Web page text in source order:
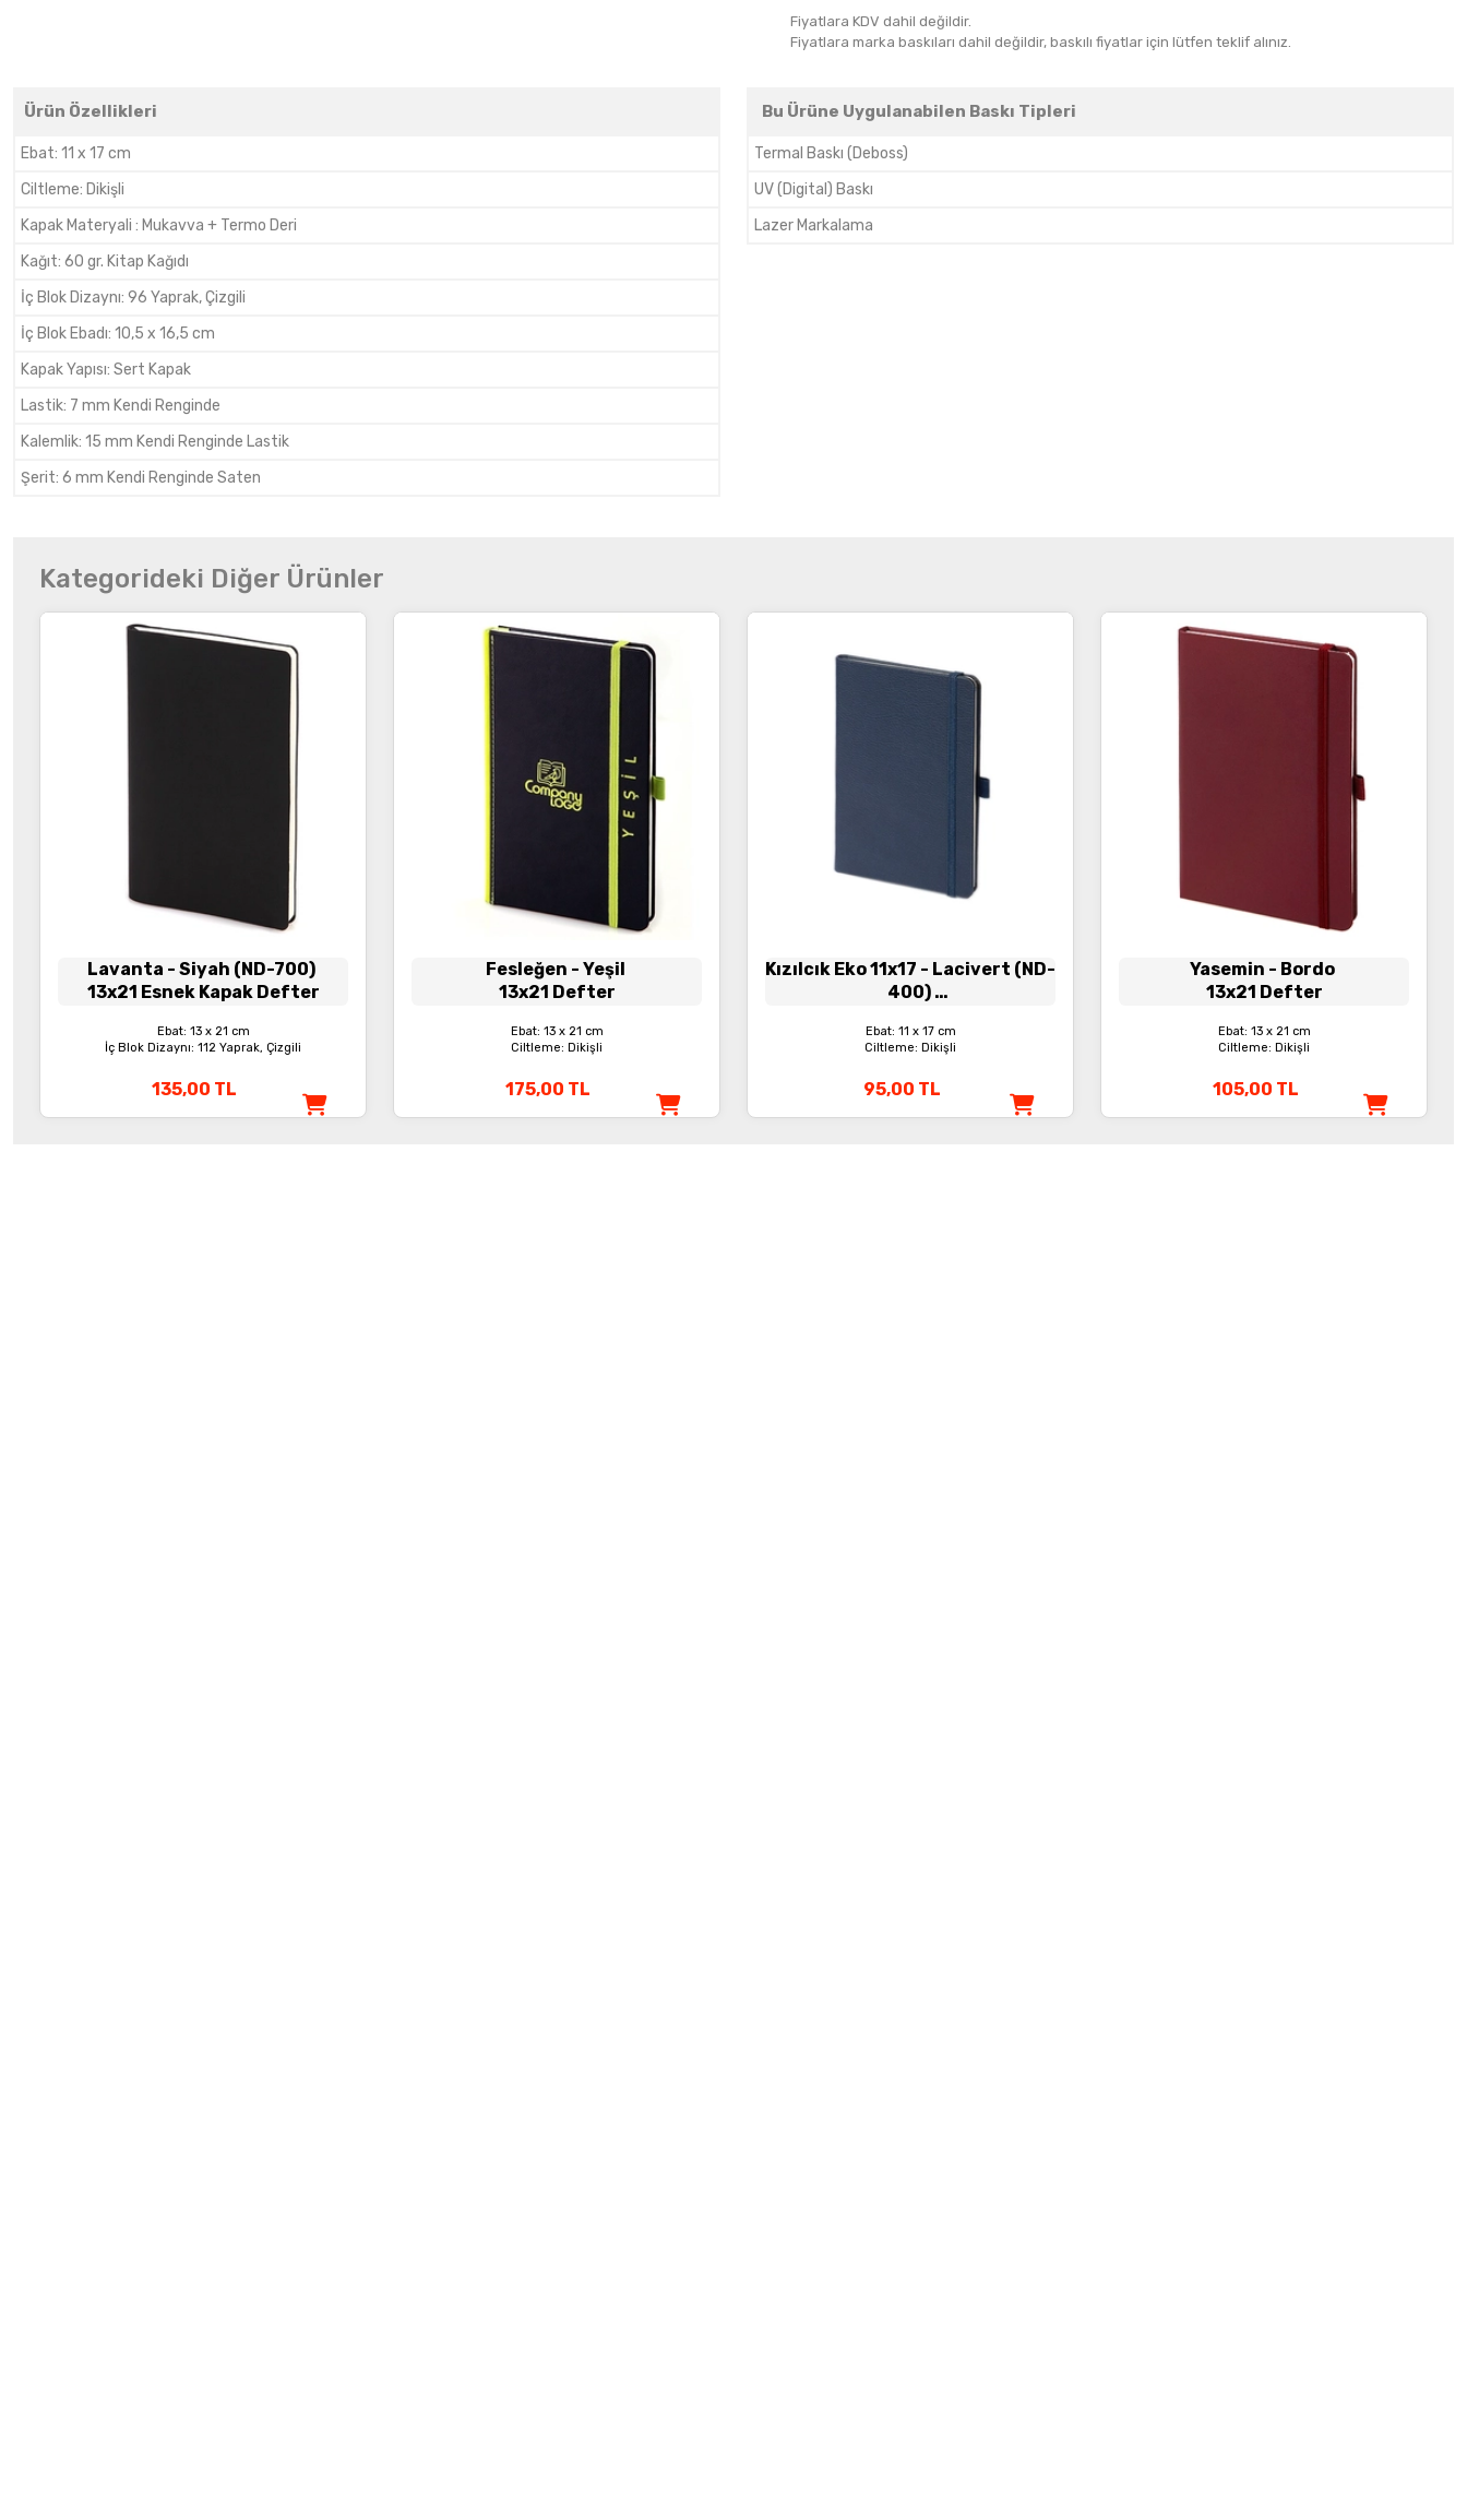
Fiyatlara KDV dahil değildir.
Fiyatlara marka baskıları dahil değildir, baskılı fiyatlar için lütfen teklif alınız.
Ürün Özellikleri
Ebat: 11 x 17 cm
Ciltleme: Dikişli
Kapak Materyali : Mukavva + Termo Deri
Kağıt: 60 gr. Kitap Kağıdı
İç Blok Dizaynı: 96 Yaprak, Çizgili
İç Blok Ebadı: 10,5 x 16,5 cm
Kapak Yapısı: Sert Kapak
Lastik: 7 mm Kendi Renginde
Kalemlik: 15 mm Kendi Renginde Lastik
Şerit: 6 mm Kendi Renginde Saten
Bu Ürüne Uygulanabilen Baskı Tipleri
Termal Baskı (Deboss)
UV (Digital) Baskı
Lazer Markalama
Kategorideki Diğer Ürünler
Lavanta - Siyah (ND-700)
13x21 Esnek Kapak Defter
Ebat: 13 x 21 cm
İç Blok Dizaynı: 112 Yaprak, Çizgili
135,00 TL
Fesleğen - Yeşil
13x21 Defter
Ebat: 13 x 21 cm
Ciltleme: Dikişli
175,00 TL
Kızılcık Eko 11x17 - Lacivert (ND-
400)
Ebat: 11 x 17 cm
Ciltleme: Dikişli
95,00 TL
Yasemin - Bordo
13x21 Defter
Ebat: 13 x 21 cm
Ciltleme: Dikişli
105,00 TL